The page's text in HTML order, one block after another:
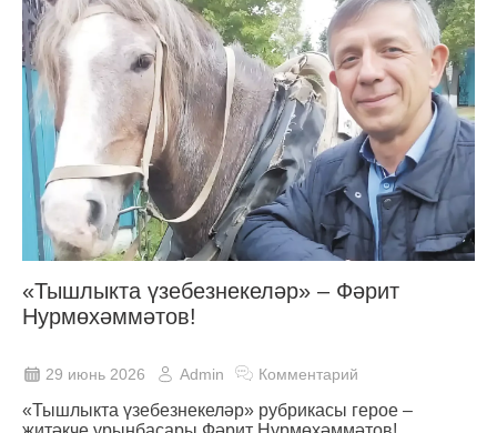
«Тышлыкта үзебезнекеләр» – Фәрит
Нурмөхәммәтов!
29 июнь 2026 Admin Комментарий
«Тышлыкта үзебезнекеләр» рубрикасы герое –